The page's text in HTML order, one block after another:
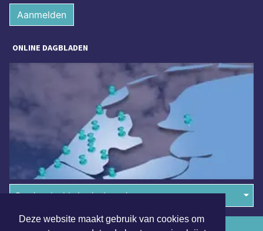
Deze website maakt gebruik van cookies om
Aanmelden
ONLINE DAGBLADEN
Overige dagbladen in de regio